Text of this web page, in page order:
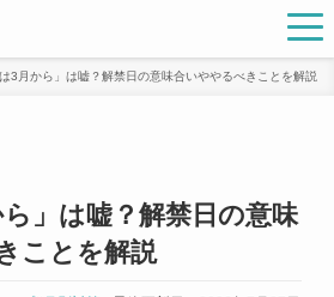
は3月から」は嘘？解禁日の意味合いややるべきことを解説
ら」は嘘？解禁日の意味
ことを解説